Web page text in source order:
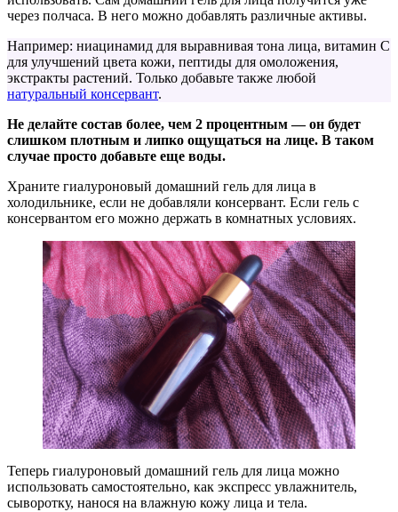
через полчаса. В него можно добавлять различные активы.
Например: ниацинамид для выравнивая тона лица, витамин С
для улучшений цвета кожи, пептиды для омоложения,
экстракты растений. Только добавьте также любой
натуральный консервант.
Не делайте состав более, чем 2 процентным — он будет
слишком плотным и липко ощущаться на лице. В таком
случае просто добавьте еще воды.
Храните гиалуроновый домашний гель для лица в
холодильнике, если не добавляли консервант. Если гель с
консервантом его можно держать в комнатных условиях.
Теперь гиалуроновый домашний гель для лица можно
использовать самостоятельно, как экспресс увлажнитель,
сыворотку, нанося на влажную кожу лица и тела.